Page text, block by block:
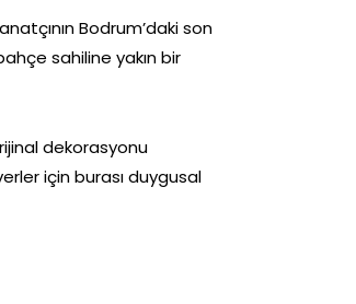
Bodrum’daki son
sahiline yakın bir
dekorasyonu
için burası duygusal